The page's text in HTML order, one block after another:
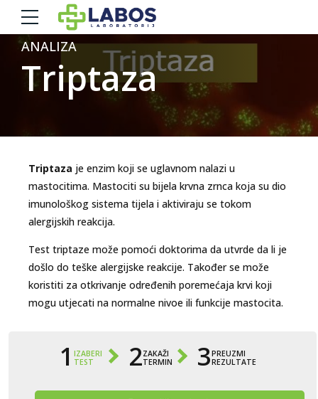
ANALIZA
Triptaza
Triptaza je enzim koji se uglavnom nalazi u
mastocitima. Mastociti su bijela krvna zrnca koja su dio
imunološkog sistema tijela i aktiviraju se tokom
alergijskih reakcija.
Test triptaze može pomoći doktorima da utvrde da li je
došlo do teške alergijske reakcije. Također se može
koristiti za otkrivanje određenih poremećaja krvi koji
mogu utjecati na normalne nivoe ili funkcije mastocita.
1IZABERI
TEST
2ZAKAŽI
TERMIN
3PREUZMI
REZULTATE